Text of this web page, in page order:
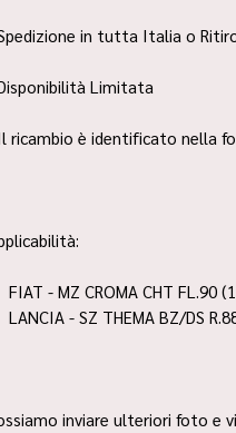
in tutta Italia o
Limitata
ricambio è identificato nella
FIAT - MZ CROMA CHT FL.90
LANCIA - SZ THEMA BZ/DS
inviare ulteriori foto e